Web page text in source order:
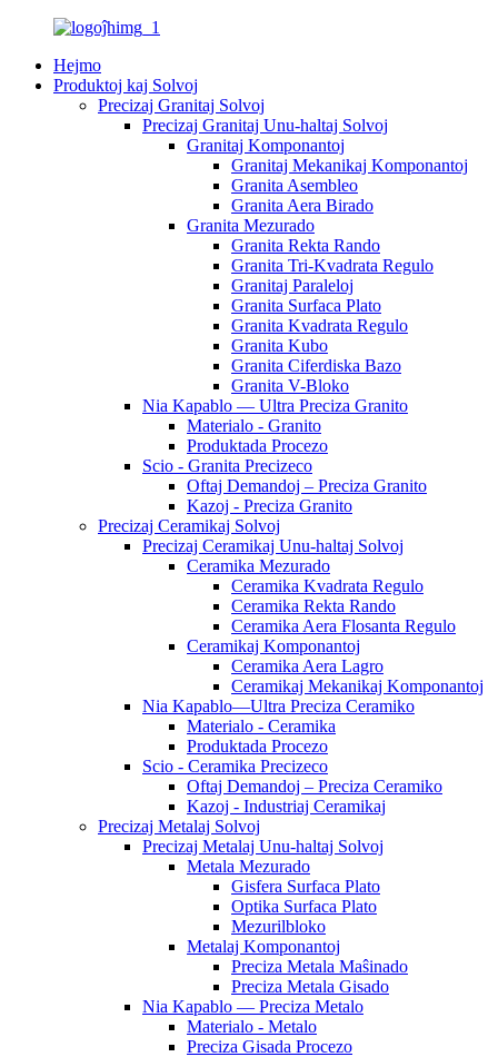
Hejmo
Produktoj kaj Solvoj
Precizaj Granitaj Solvoj
Precizaj Granitaj Unu-haltaj Solvoj
Granitaj Komponantoj
Granitaj Mekanikaj Komponantoj
Granita Asembleo
Granita Aera Birado
Granita Mezurado
Granita Rekta Rando
Granita Tri-Kvadrata Regulo
Granitaj Paraleloj
Granita Surfaca Plato
Granita Kvadrata Regulo
Granita Kubo
Granita Ciferdiska Bazo
Granita V-Bloko
Nia Kapablo — Ultra Preciza Granito
Materialo - Granito
Produktada Procezo
Scio - Granita Precizeco
Oftaj Demandoj – Preciza Granito
Kazoj - Preciza Granito
Precizaj Ceramikaj Solvoj
Precizaj Ceramikaj Unu-haltaj Solvoj
Ceramika Mezurado
Ceramika Kvadrata Regulo
Ceramika Rekta Rando
Ceramika Aera Flosanta Regulo
Ceramikaj Komponantoj
Ceramika Aera Lagro
Ceramikaj Mekanikaj Komponantoj
Nia Kapablo—Ultra Preciza Ceramiko
Materialo - Ceramika
Produktada Procezo
Scio - Ceramika Precizeco
Oftaj Demandoj – Preciza Ceramiko
Kazoj - Industriaj Ceramikaj
Precizaj Metalaj Solvoj
Precizaj Metalaj Unu-haltaj Solvoj
Metala Mezurado
Gisfera Surfaca Plato
Optika Surfaca Plato
Mezurilbloko
Metalaj Komponantoj
Preciza Metala Maŝinado
Preciza Metala Gisado
Nia Kapablo — Preciza Metalo
Materialo - Metalo
Preciza Gisada Procezo